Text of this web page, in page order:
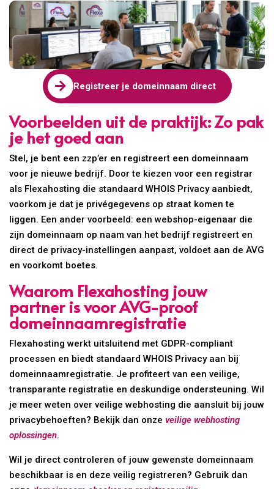
 Registreer je domeinnaam direct
Voorbeelden uit de praktijk: Zo pak
je het goed aan
Stel, je bent een zzp’er en registreert een domeinnaam
voor je nieuwe bedrijf. Door te kiezen voor een registrar
als Flexahosting die standaard WHOIS Privacy aanbiedt,
voorkom je dat je privégegevens op straat komen te
liggen. Een ander voorbeeld: een webshop-eigenaar die
zijn domeinnaam op naam van het bedrijf registreert en
direct de privacy-instellingen aanpast, voldoet aan de AVG
en voorkomt boetes.
Waarom Flexahosting jouw
partner is voor AVG-proof
domeinnaamregistratie
Flexahosting werkt uitsluitend met GDPR-compliant
processen en biedt standaard WHOIS Privacy aan bij
domeinnaamregistratie. Je profiteert van een veilige,
transparante registratie en deskundige ondersteuning. Wil
je meer weten over veilige webhosting die aansluit bij jouw
privacybehoeften? Bekijk dan onzeveilige webhosting
oplossingen.
Wil je direct controleren of jouw gewenste domeinnaam
beschikbaar is en deze veilig registreren? Gebruik dan